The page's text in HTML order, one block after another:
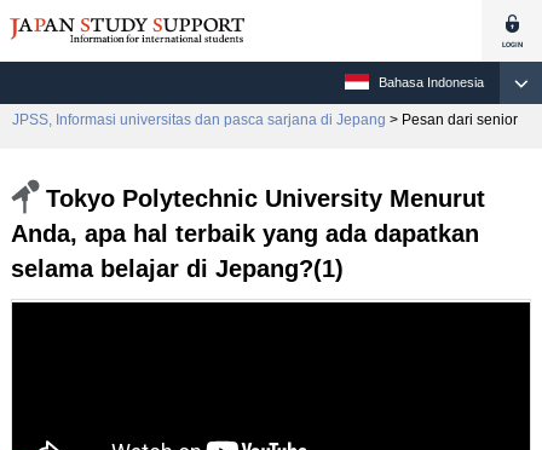
Bahasa Indonesia
JPSS, Informasi universitas dan pasca sarjana di Jepang > Pesan dari senior
Tokyo Polytechnic University Menurut
Anda, apa hal terbaik yang ada dapatkan
selama belajar di Jepang?(1)